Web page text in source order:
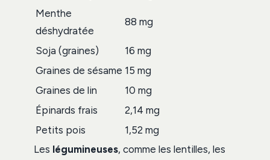
Menthe
déshydratée
88 mg
Soja (graines)
16 mg
Graines de sésame 15 mg
Graines de lin
10 mg
Épinards frais
2,14 mg
Petits pois
1,52 mg
Les légumineuses, comme les lentilles, les